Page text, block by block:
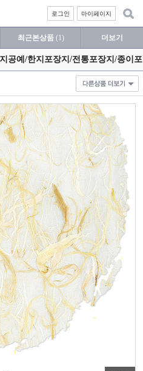
마이페이지
로그인
최근본상품 (1) 더보기
공예/한지포장지/전통포장지/종이